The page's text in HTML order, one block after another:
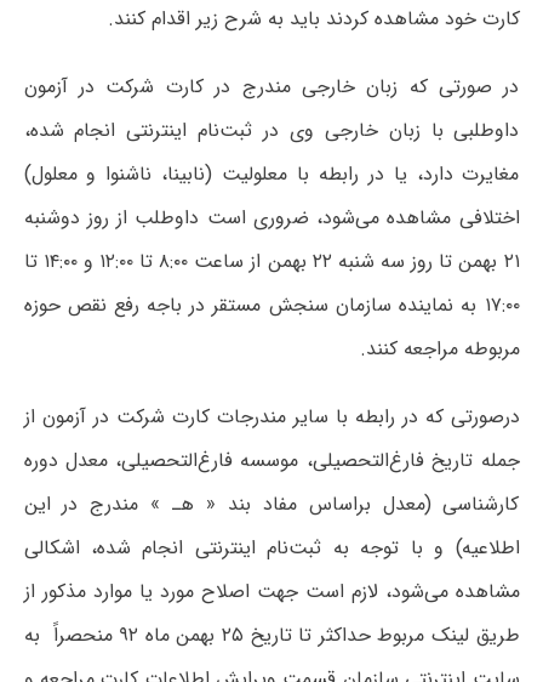
کارت خود مشاهده کردند باید به شرح زیر اقدام کنند.
در صورتی که زبان‌ خارجی‌ مندرج‌ در کارت‌ شرکت در آزمون
داوطلبی با زبان‌ خارجی‌ وی‌ در ثبت‌نام‌ اینترنتی انجام شده،
مغایرت‌ دارد، یا در رابطه با معلولیت (نابینا، ناشنوا و معلول)
اختلافی مشاهده می‌شود، ضروری است داوطلب از روز دو‌شنبه
۲۱ بهمن تا روز سه شنبه ۲۲ بهمن از ساعت ۸:۰۰ تا ۱۲:۰۰ و ۱۴:۰۰ تا
۱۷:۰۰ به نماینده سازمان سنجش مستقر در باجه رفع نقص حوزه
مربوطه مراجعه کنند.
درصورتی که‌ در رابطه‌ با سایر مندرجات‌ کارت شرکت در آزمون از
جمله تاریخ فارغ‌التحصیلی، موسسه فارغ‌التحصیلی، معدل دوره
کارشناسی (معدل براساس مفاد بند « هـ » مندرج در این
اطلاعیه) و با توجه‌ به‌ ثبت‌نام اینترنتی انجام شده، اشکالی‌
مشاهده‌ می‌شود، لازم است جهت اصلاح مورد یا موارد مذکور از
طریق لینک مربوط حداکثر تا تاریخ ۲۵ بهمن ماه ۹۲ منحصراً به